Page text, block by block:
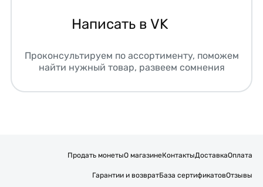
Написать в VK
Проконсультируем по ассортименту, поможем
найти нужный товар, развеем сомнения
Продать монетыО магазинеКонтактыДоставкаОплата
Гарантии и возвратБаза сертификатовОтзывы